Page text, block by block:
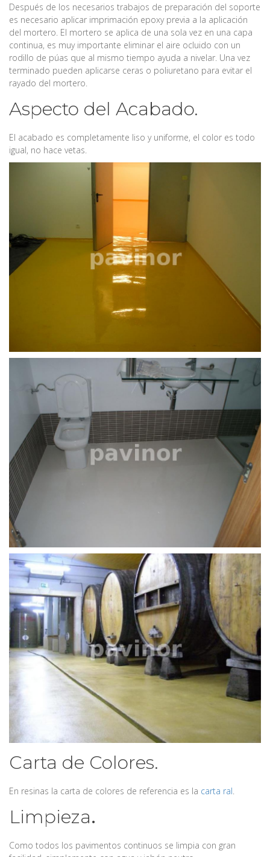
Después de los necesarios trabajos de preparación del soporte
es necesario aplicar imprimación epoxy previa a la aplicación
del mortero. El mortero se aplica de una sola vez en una capa
continua, es muy importante eliminar el aire ocluido con un
rodillo de púas que al mismo tiempo ayuda a nivelar. Una vez
terminado pueden aplicarse ceras o poliuretano para evitar el
rayado del mortero.
Aspecto del Acabado.
El acabado es completamente liso y uniforme, el color es todo
igual, no hace vetas.
Carta de Colores.
En resinas la carta de colores de referencia es la carta ral.
Limpieza.
Como todos los pavimentos continuos se limpia con gran